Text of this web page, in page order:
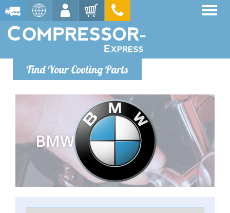
Find Your Cooling Parts
BMW